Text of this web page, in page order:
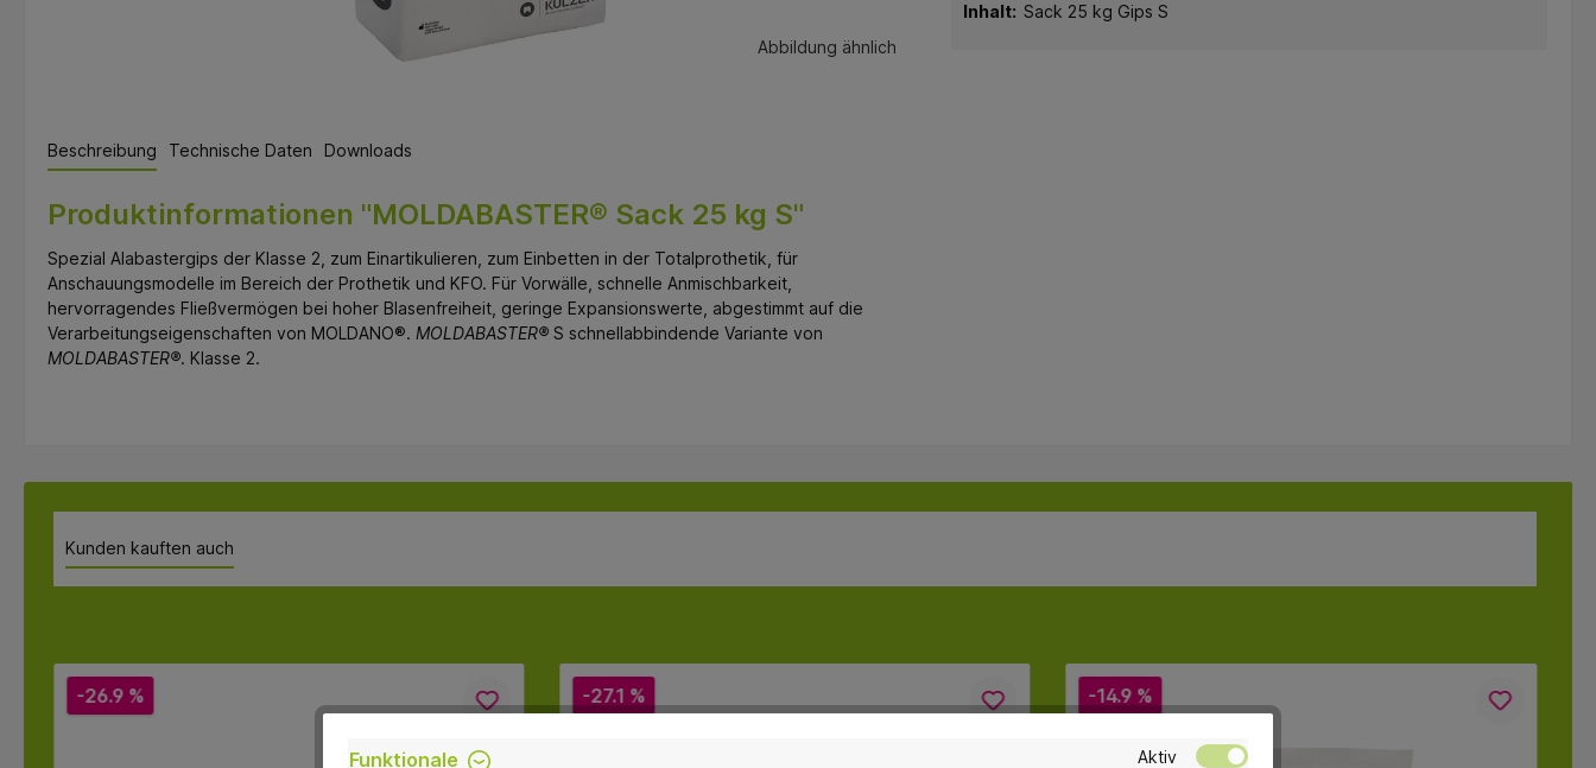
Abbildung ähnlich
Beschreibung Technische Daten Downloads
Produktinformationen "MOLDABASTER® Sack 25 kg S"
Spezial Alabastergips der Klasse 2, zum Einartikulieren, zum Einbetten in der Totalprothetik, für
Anschauungsmodelle im Bereich der Prothetik und KFO. Für Vorwälle, schnelle Anmischbarkeit,
hervorragendes Fließvermögen bei hoher Blasenfreiheit, geringe Expansionswerte, abgestimmt auf die
Verarbeitungseigenschaften von MOLDANO®. MOLDABASTER® S schnellabbindende Variante von
MOLDABASTER®. Klasse 2.
Inhalt: Sack 25 kg Gips S
Kunden kauften auch
-26.9 % -27.1 % -14.9 %
Funktionale Aktiv